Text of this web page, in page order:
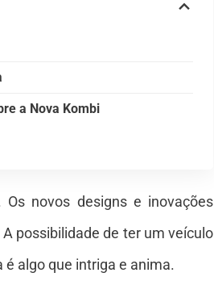
a Nova Kombi
novos designs e inovações
possibilidade de ter um veículo
algo que intriga e anima.